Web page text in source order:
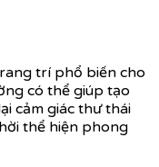
trí phổ biến cho
có thể giúp tạo
cảm giác thư thái
thể hiện phong